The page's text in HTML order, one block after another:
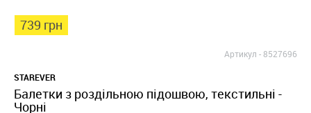
739 грн
Артикул -8527696
STAREVER
Балетки з роздільною підошвою, текстильні -
Чорні